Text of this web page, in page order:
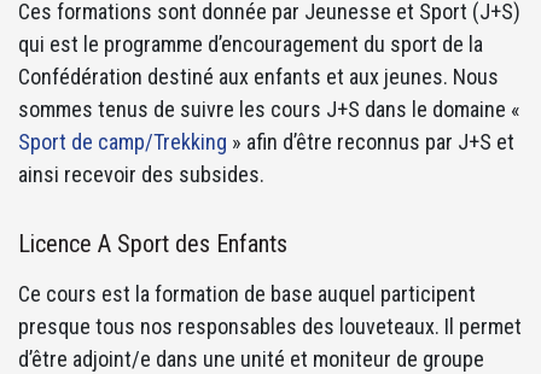
Ces formations sont donnée par Jeunesse et Sport (J+S)
qui est le programme d’encouragement du sport de la
Confédération destiné aux enfants et aux jeunes. Nous
sommes tenus de suivre les cours J+S dans le domaine «
Sport de camp/Trekking » afin d’être reconnus par J+S et
ainsi recevoir des subsides.
Licence A Sport des Enfants
Ce cours est la formation de base auquel participent
presque tous nos responsables des louveteaux. Il permet
d’être adjoint/e dans une unité et moniteur de groupe